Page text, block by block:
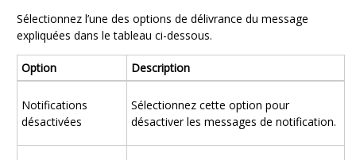
Sélectionnez l’une des options de délivrance du message
expliquées dans le tableau ci-dessous.
Option Description
Notifications
désactivées
Sélectionnez cette option pour
désactiver les messages de notification.